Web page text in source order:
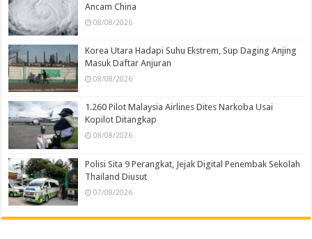
Ancam China
08/08/2026
Korea Utara Hadapi Suhu Ekstrem, Sup Daging Anjing
Masuk Daftar Anjuran
08/08/2026
1.260 Pilot Malaysia Airlines Dites Narkoba Usai
Kopilot Ditangkap
08/08/2026
Polisi Sita 9 Perangkat, Jejak Digital Penembak Sekolah
Thailand Diusut
07/08/2026